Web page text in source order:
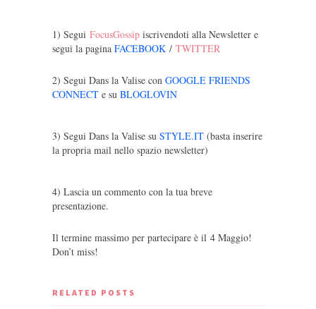
1) Segui FocusGossip iscrivendoti alla Newsletter e
segui la pagina FACEBOOK / TWITTER
2) Segui Dans la Valise con GOOGLE FRIENDS
CONNECT e su BLOGLOVIN
3) Segui Dans la Valise su STYLE.IT (basta inserire
la propria mail nello spazio newsletter)
4) Lascia un commento con la tua breve
presentazione.
Il termine massimo per partecipare è il 4 Maggio!
Don’t miss!
RELATED POSTS